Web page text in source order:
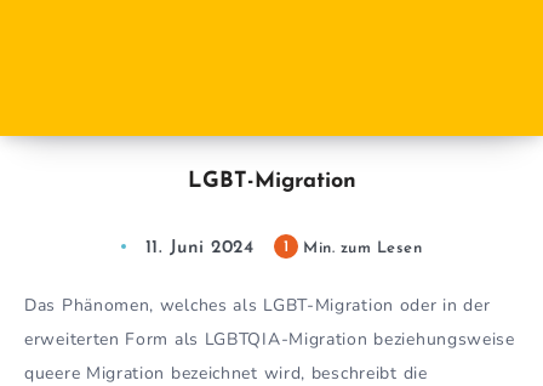
LGBT-Migration
11. Juni 2024 1 Min. zum Lesen
Das Phänomen, welches als LGBT-Migration oder in der
erweiterten Form als LGBTQIA-Migration beziehungsweise
queere Migration bezeichnet wird, beschreibt die